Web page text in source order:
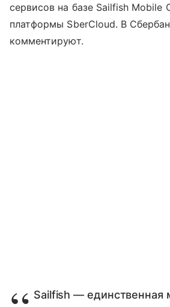
сервисов на базе Sailfish Mobile
платформы SberCloud. В
комментируют.
Sailfish — единственная